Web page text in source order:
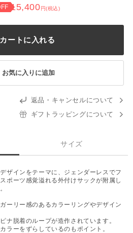
15,400円(税込)
カートに入れる
お気に入りに追加
返品・キャンセルについて
ギフトラッピングについて
サイズ
ザインをテーマに、ジェンダーレスでフ
ポーツ感覚溢れる外付けサックが附属し
ーリー感のあるカラーリングやデザイン
ナ脱着のループが造作されています。
ラーをずらしているのもポイント。